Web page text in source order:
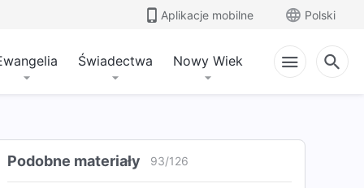
Aplikacje mobilne Polski
Świadectwa Nowy Wiek
Podobne materiały 93/126
przywódców i pracowników
(21)” (Rozdział trzeci)
51:06
(21)” (Rozdział czwarty)